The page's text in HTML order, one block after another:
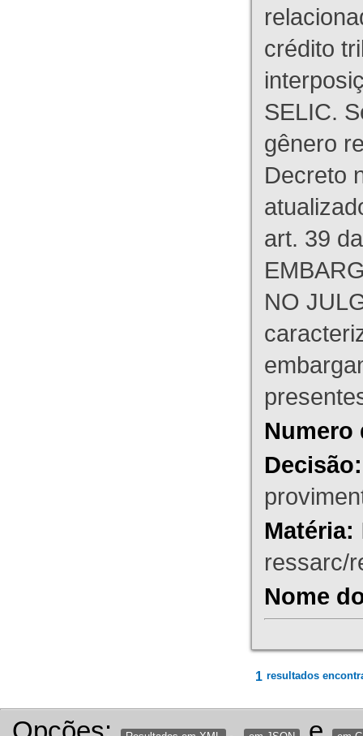
crédito
SELIC.
gênero
Decreto
art. 39
NO
Numero
Decisão:
Matéria:
ressarc/
Nome
1 resultados